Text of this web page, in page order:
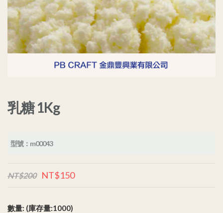
乳糖 1Kg
型號：m00043
NT$200 NT$150
數量: (庫存量:1000)